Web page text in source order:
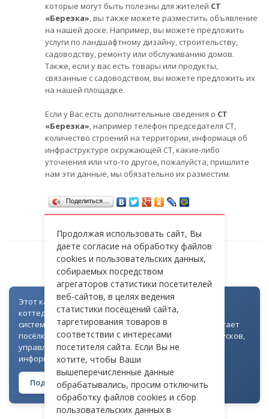
которые могут быть полезны для жителей СТ
«Березка», вы также можете разместить объявление
на нашей доске. Например, вы можете предложить
услуги по ландшафтному дизайну, строительству,
садоводству, ремонту или обслуживанию домов.
Также, если у вас есть товары или продукты,
связанные с садоводством, вы можете предложить их
на нашей площадке.
Если у Вас есть дополнительные сведения о СТ
«Березка», например телефон председателя СТ,
количество строений на территории, информаця об
инфраструктуре окружающей СТ, какие-либо
уточнения или что-то другое, пожалуйста, пришлите
нам эти данные, мы обязательно их разместим.
Поделиться…
СТ «БЕРЕЗКА»
Этот каталог создан как часть цифровой экосистемы
коттеджных посёлков: для всех объектов доступна
система контроля доступа через Telegram. Она помогает
посёлкам автоматизировать выдачу гостевых пропусков,
управлять доступом на территорию и оперативно
информировать жителей
Подробнее о технологии →
Продолжая использовать сайт, Вы
даете согласие на обработку файлов
cookies и пользовательских данных,
собираемых посредством
агрегаторов статистики посетителей
веб-сайтов, в целях ведения
статистики посещений сайта,
таргетирования товаров в
соответствии с интересами
посетителя сайта. Если Вы не
хотите, чтобы Ваши
вышеперечисленные данные
обрабатывались, просим отключить
обработку файлов cookies и сбор
пользовательских данных в